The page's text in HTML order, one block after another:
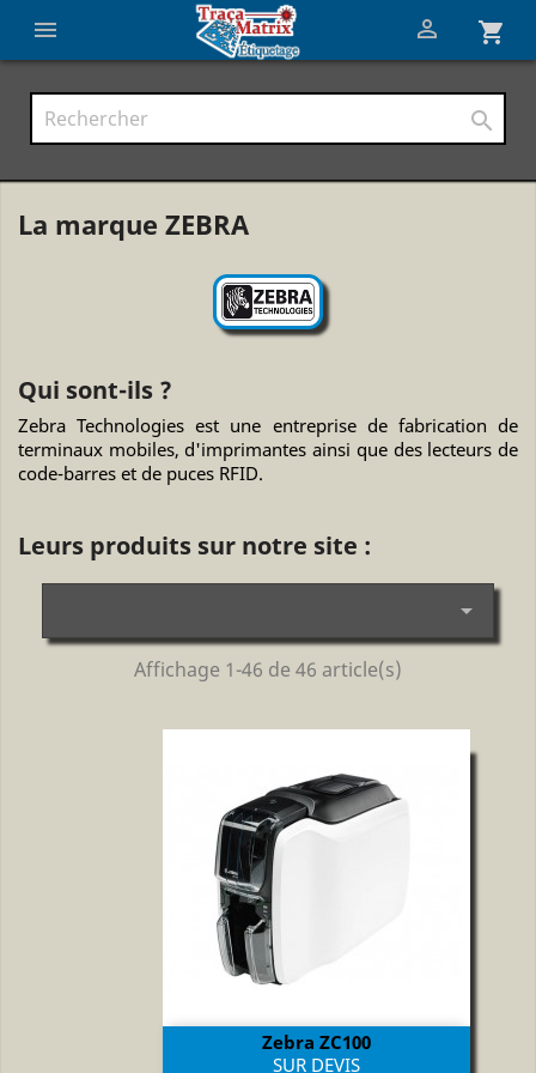
 shopping_cart


La marque ZEBRA
Qui sont-ils ?
Zebra Technologies est une entreprise de fabrication de
terminaux mobiles, d'imprimantes ainsi que des lecteurs de
code-barres et de puces RFID.
Leurs produits sur notre site :

Affichage 1-46 de 46 article(s)
Zebra ZC100
Prix
SUR DEVIS